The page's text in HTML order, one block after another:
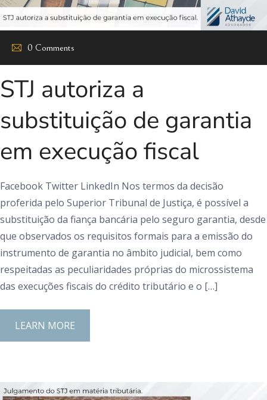
0 Comments
STJ autoriza a
substituição de garantia
em execução fiscal
Facebook Twitter LinkedIn Nos termos da decisão
proferida pelo Superior Tribunal de Justiça, é possível a
substituição da fiança bancária pelo seguro garantia, desde
que observados os requisitos formais para a emissão do
instrumento de garantia no âmbito judicial, bem como
respeitadas as peculiaridades próprias do microssistema
das execuções fiscais do crédito tributário e o […]
LEARN MORE